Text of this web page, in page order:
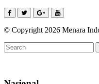
© Copyright 2026 Menara